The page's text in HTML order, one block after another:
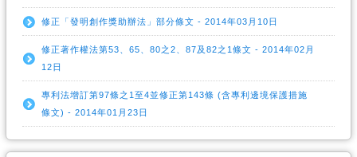
修正「發明創作獎助辦法」部分條文 - 2014年03月10日
修正著作權法第53、65、80之2、87及82之1條文 - 2014年02月
12日
專利法增訂第97條之1至4並修正第143條 (含專利邊境保護措施
條文) - 2014年01月23日